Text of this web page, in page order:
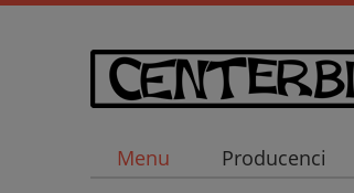
Menu Producenci